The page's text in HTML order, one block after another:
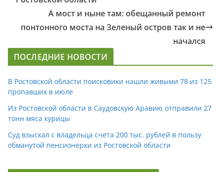
А мост и ныне там: обещанный ремонт
понтонного моста на Зеленый остров так и не
начался
ПОСЛЕДНИЕ НОВОСТИ
В Ростовской области поисковики нашли живыми 78 из 125
пропавших в июле
Из Ростовской области в Саудовскую Аравию отправили 27
тонн мяса курицы
Суд взыскал с владельца счета 200 тыс. рублей в пользу
обманутой пенсионерки из Ростовской области